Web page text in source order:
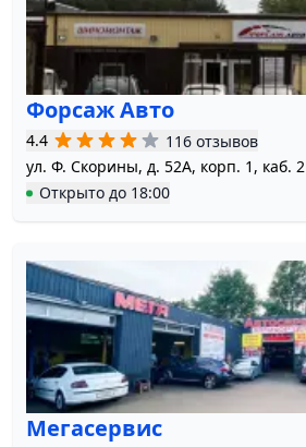
Форсаж Авто
4.4
116 отзывов
ул. Ф. Скорины, д. 52А, корп. 1, каб. 2
Открыто до 18:00
Мегасервис